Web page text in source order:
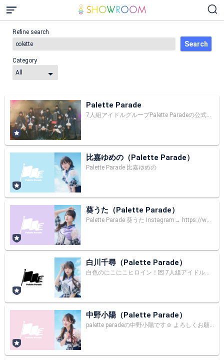
Refine search
Search
Category
Palette Parade
7人組アイドルグループPalette Paradeの公式配信ルームです。 【公式X】 https://x.com/O_PaletteParade 【公式Instagram】 https://www.instagram.com/o_paletteparade/ 【公式Youtube】 https://www.youtube.com/@paletteparade8917
比嘉ゆめの（Palette Parade）
Palette Parade 比嘉ゆめの
葵うた（Palette Parade）
Palette Parade 葵うた Instagram→ https://www.instagram.com/_aoiuta_/ Twitter→ https://twitter.com/uta_parepare
白川千尋（Palette Parade）
白色のにこにこヒロイン！💌 7人組アイドルグループ Palette Paradeの白川千尋です！ ｜福岡県出身｜#となりのちひろ ちーたんって呼んでください^ - ^✌🏻 Twitter : https://twitter.com/chi_parepare Instagram : instagram.com/shirakawa_chihiro TikTok : https://www.tiktok.com/@chitan_0330?_t=8pf2L3ofVzE&_r=1
中野小陽（Palette Parade）
palette paradeの中野小陽です☺︎ よろしくお願いします☺️❤︎ SNSフォローしてくれたら嬉しいです🌸 Twitter https://twitter.com/koharu_parepare Instagram https://www.instagram.com/koharu_parepare